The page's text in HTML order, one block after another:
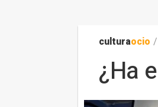
culturaocio /
¿Ha